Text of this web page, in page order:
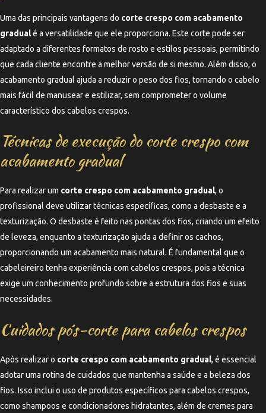
Uma das principais vantagens do corte crespo com acabamento
gradualé a versatilidade que ele proporciona. Este corte pode ser
adaptado a diferentes formatos de rosto e estilos pessoais, permitindo
que cada cliente encontre a melhor versão de si mesmo. Além disso, o
acabamento gradual ajuda a reduzir o peso dos fios, tornando o cabelo
mais fácil de manusear e estilizar, sem comprometer o volume
característico dos cabelos crespos.
Técnicas de execução do corte crespo com
acabamento gradual
Para realizar um corte crespo com acabamento gradual, o
profissional deve utilizar técnicas específicas, como a desbaste e a
texturização. O desbaste é feito nas pontas dos fios, criando um efeito
de leveza, enquanto a texturização ajuda a definir os cachos,
proporcionando um acabamento mais natural. É fundamental que o
cabeleireiro tenha experiência com cabelos crespos, pois a técnica
exige um conhecimento profundo sobre a estrutura dos fios e suas
necessidades.
Cuidados pós-corte para cabelos crespos
Após realizar o corte crespo com acabamento gradual, é essencial
adotar uma rotina de cuidados que mantenha a saúde e a beleza dos
fios. Isso inclui o uso de produtos específicos para cabelos crespos,
como shampoos e condicionadores hidratantes, além de cremes para